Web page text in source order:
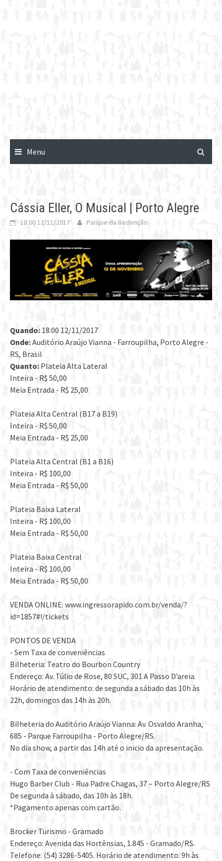
Menu
Cássia Eller, O Musical | Porto Alegre
18:00 12/11/2017 Parque da Redenção
Quando: 18:00 12/11/2017
Onde:Auditório Araújo Vianna - Farroupilha, Porto Alegre -
RS, Brasil
Quanto: Plateia Alta Lateral
Inteira - R$ 50,00
Meia Entrada - R$ 25,00
Plateia Alta Central (B17 a B19)
Inteira - R$ 50,00
Meia Entrada - R$ 25,00
Plateia Alta Central (B1 a B16)
Inteira - R$ 100,00
Meia Entrada - R$ 50,00
Plateia Baixa Lateral
Inteira - R$ 100,00
Meia Entrada - R$ 50,00
Plateia Baixa Central
Inteira - R$ 100,00
Meia Entrada - R$ 50,00
VENDA ONLINE: www.ingressorapido.com.br/venda/?
id=1857#!/tickets
PONTOS DE VENDA
- Sem Taxa de conveniências
Bilheteria: Teatro do Bourbon Country
Endereço: Av. Túlio de Rose, 80 SUC, 301 A Passo D’areia.
Horário de atendimento: de segunda a sábado das 10h às
22h, domingos das 14h às 20h.
Bilheteria do Auditório Araújo Vianna: Av. Osvaldo Aranha,
685 - Parque Farroupilha - Porto Alegre/RS.
No dia show, a partir das 14h até o inicio da apresentação.
- Com Taxa de conveniências
Hugo Barber Club - Rua Padre Chagas, 37 – Porto Alegre/RS
De segunda à sábado, das 10h às 18h.
*Pagamento apenas com cartão.
Brocker Turismo - Gramado
Endereço: Avenida das Hortênsias, 1.845 - Gramado/RS.
Telefone: (54) 3286-5405. Horário de atendimento: 9h às